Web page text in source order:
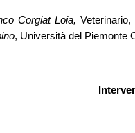
Corgiat Loia,
, Università del Piemonte